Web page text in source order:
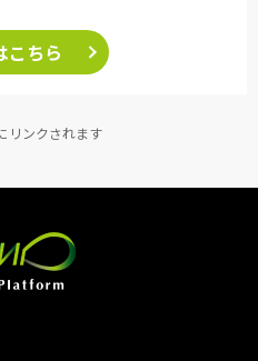
こちら
リンクされます